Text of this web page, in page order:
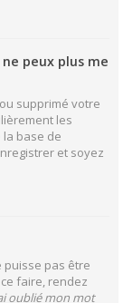
peux plus me
supprimé votre
les
base de
et soyez
puisse pas être
faire, rendez
oublié mon mot